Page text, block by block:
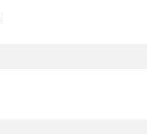
賞受賞
リースまで一貫して
任感を持って対話す